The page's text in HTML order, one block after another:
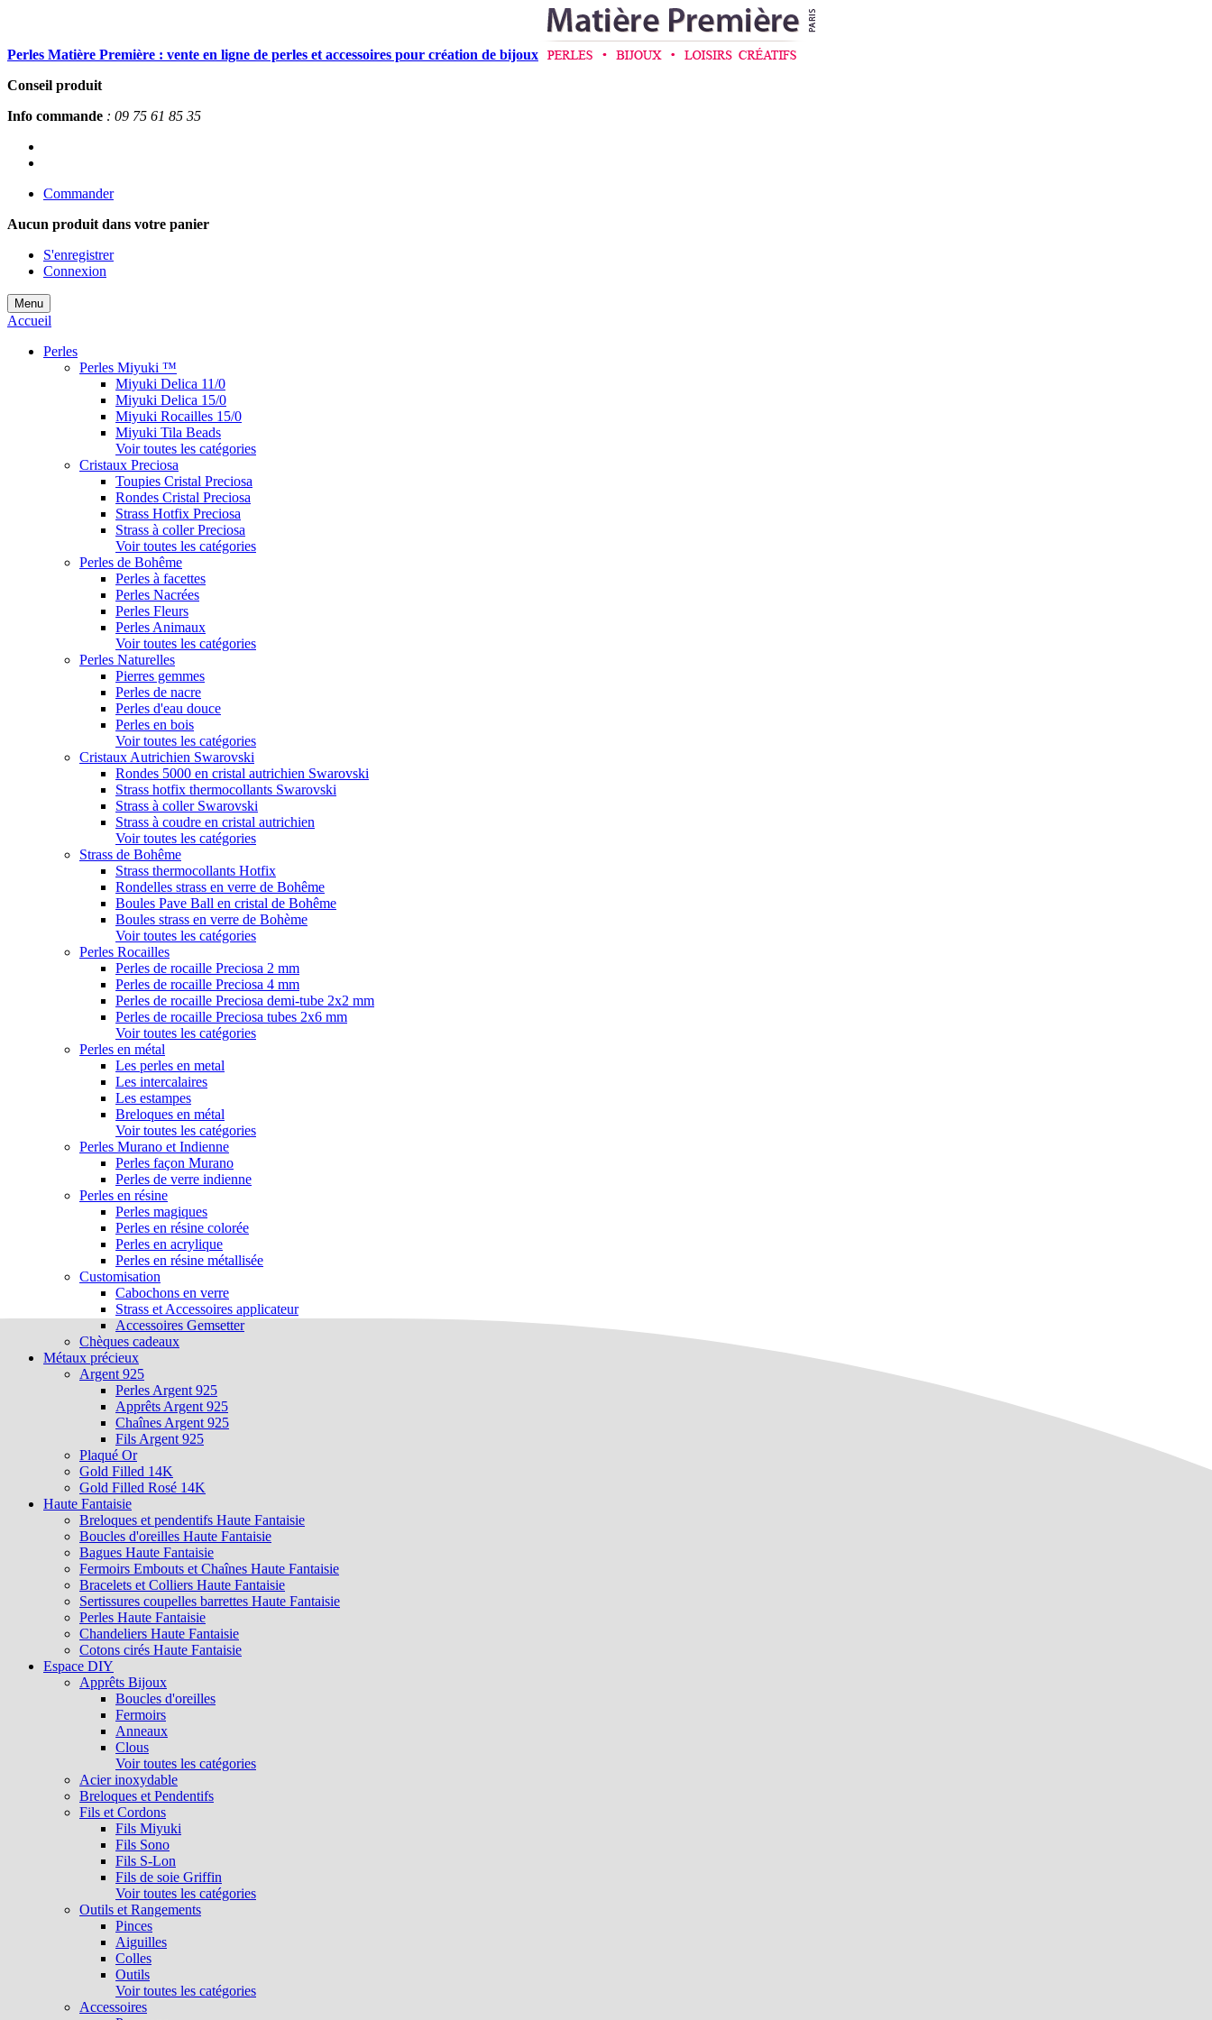
Perles Matière Première : vente en ligne de perles et accessoires pour création de bijoux
Conseil produit
Info commande : 09 75 61 85 35
Commander
Aucun produit dans votre panier
S'enregistrer
Connexion
Menu
Accueil
Perles
Perles Miyuki ™
Miyuki Delica 11/0
Miyuki Delica 15/0
Miyuki Rocailles 15/0
Miyuki Tila Beads
Voir toutes les catégories
Cristaux Preciosa
Toupies Cristal Preciosa
Rondes Cristal Preciosa
Strass Hotfix Preciosa
Strass à coller Preciosa
Voir toutes les catégories
Perles de Bohême
Perles à facettes
Perles Nacrées
Perles Fleurs
Perles Animaux
Voir toutes les catégories
Perles Naturelles
Pierres gemmes
Perles de nacre
Perles d'eau douce
Perles en bois
Voir toutes les catégories
Cristaux Autrichien Swarovski
Rondes 5000 en cristal autrichien Swarovski
Strass hotfix thermocollants Swarovski
Strass à coller Swarovski
Strass à coudre en cristal autrichien
Voir toutes les catégories
Strass de Bohême
Strass thermocollants Hotfix
Rondelles strass en verre de Bohême
Boules Pave Ball en cristal de Bohême
Boules strass en verre de Bohème
Voir toutes les catégories
Perles Rocailles
Perles de rocaille Preciosa 2 mm
Perles de rocaille Preciosa 4 mm
Perles de rocaille Preciosa demi-tube 2x2 mm
Perles de rocaille Preciosa tubes 2x6 mm
Voir toutes les catégories
Perles en métal
Les perles en metal
Les intercalaires
Les estampes
Breloques en métal
Voir toutes les catégories
Perles Murano et Indienne
Perles façon Murano
Perles de verre indienne
Perles en résine
Perles magiques
Perles en résine colorée
Perles en acrylique
Perles en résine métallisée
Customisation
Cabochons en verre
Strass et Accessoires applicateur
Accessoires Gemsetter
Chèques cadeaux
Métaux précieux
Argent 925
Perles Argent 925
Apprêts Argent 925
Chaînes Argent 925
Fils Argent 925
Plaqué Or
Gold Filled 14K
Gold Filled Rosé 14K
Haute Fantaisie
Breloques et pendentifs Haute Fantaisie
Boucles d'oreilles Haute Fantaisie
Bagues Haute Fantaisie
Fermoirs Embouts et Chaînes Haute Fantaisie
Bracelets et Colliers Haute Fantaisie
Sertissures coupelles barrettes Haute Fantaisie
Perles Haute Fantaisie
Chandeliers Haute Fantaisie
Cotons cirés Haute Fantaisie
Espace DIY
Apprêts Bijoux
Boucles d'oreilles
Fermoirs
Anneaux
Clous
Voir toutes les catégories
Acier inoxydable
Breloques et Pendentifs
Fils et Cordons
Fils Miyuki
Fils Sono
Fils S-Lon
Fils de soie Griffin
Voir toutes les catégories
Outils et Rangements
Pinces
Aiguilles
Colles
Outils
Voir toutes les catégories
Accessoires